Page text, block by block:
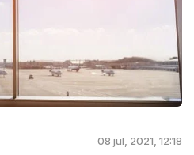
08 jul, 2021, 12:18